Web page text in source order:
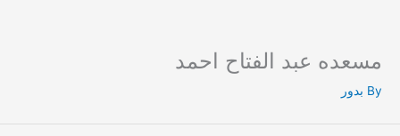
content
مسعده عبد الفتاح احمد
By بدور